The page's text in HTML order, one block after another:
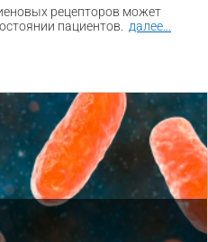
рецепторов может
пациентов.
далее